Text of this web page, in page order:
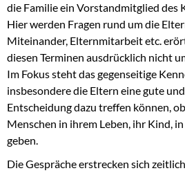
die Familie ein Vorstandmitglied des
Hier werden Fragen rund um die
Miteinander, Elternmitarbeit etc.
diesen Terminen ausdrücklich nicht
Im Fokus steht das gegenseitige
insbesondere die Eltern eine gute
Entscheidung dazu treffen können,
Menschen in ihrem Leben, ihr Kind,
geben.
Die Gespräche erstrecken sich